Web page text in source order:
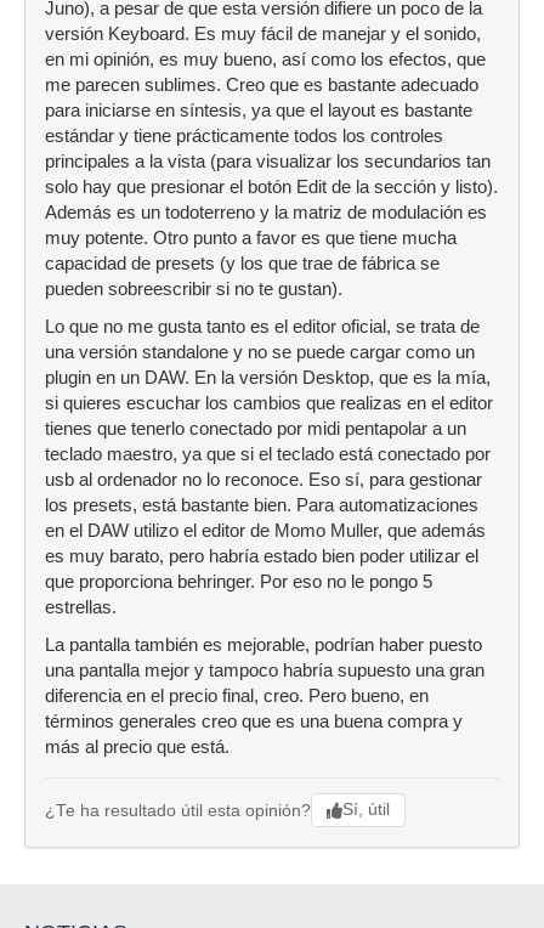
Juno), a pesar de que esta versión difiere un poco de la
versión Keyboard. Es muy fácil de manejar y el sonido,
en mi opinión, es muy bueno, así como los efectos, que
me parecen sublimes. Creo que es bastante adecuado
para iniciarse en síntesis, ya que el layout es bastante
estándar y tiene prácticamente todos los controles
principales a la vista (para visualizar los secundarios tan
solo hay que presionar el botón Edit de la sección y listo).
Además es un todoterreno y la matriz de modulación es
muy potente. Otro punto a favor es que tiene mucha
capacidad de presets (y los que trae de fábrica se
pueden sobreescribir si no te gustan).
Lo que no me gusta tanto es el editor oficial, se trata de
una versión standalone y no se puede cargar como un
plugin en un DAW. En la versión Desktop, que es la mía,
si quieres escuchar los cambios que realizas en el editor
tienes que tenerlo conectado por midi pentapolar a un
teclado maestro, ya que si el teclado está conectado por
usb al ordenador no lo reconoce. Eso sí, para gestionar
los presets, está bastante bien. Para automatizaciones
en el DAW utilizo el editor de Momo Muller, que además
es muy barato, pero habría estado bien poder utilizar el
que proporciona behringer. Por eso no le pongo 5
estrellas.
La pantalla también es mejorable, podrían haber puesto
una pantalla mejor y tampoco habría supuesto una gran
diferencia en el precio final, creo. Pero bueno, en
términos generales creo que es una buena compra y
más al precio que está.
¿Te ha resultado útil esta opinión? Sí, útil